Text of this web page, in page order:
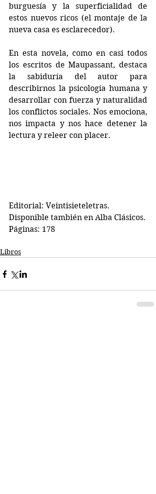
burguesía y la superficialidad de
estos nuevos ricos (el montaje de la
nueva casa es esclarecedor).
En esta novela, como en casi todos
los escritos de Maupassant, destaca
la sabiduría del autor para
describirnos la psicología humana y
desarrollar con fuerza y naturalidad
los conflictos sociales. Nos emociona,
nos impacta y nos hace detener la
lectura y releer con placer.
Editorial: Veintisieteletras.
Disponible también en Alba Clásicos.
Páginas: 178
Libros